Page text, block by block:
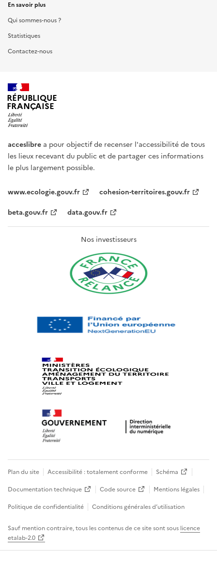
En savoir plus
Qui sommes-nous ?
Statistiques
Contactez-nous
RÉPUBLIQUE
FRANÇAISE
acceslibre a pour objectif de recenser l'accessibilité de tous
les lieux recevant du public et de partager ces informations
le plus largement possible.
www.ecologie.gouv.fr
cohesion-territoires.gouv.fr
beta.gouv.fr
data.gouv.fr
Nos investisseurs
Plan du site Accessibilité : totalement conforme
Schéma
Documentation technique
Code source
Mentions légales
Politique de confidentialité
Conditions générales d’utilisation
Sauf mention contraire, tous les contenus de ce site sont sous licence
etalab-2.0